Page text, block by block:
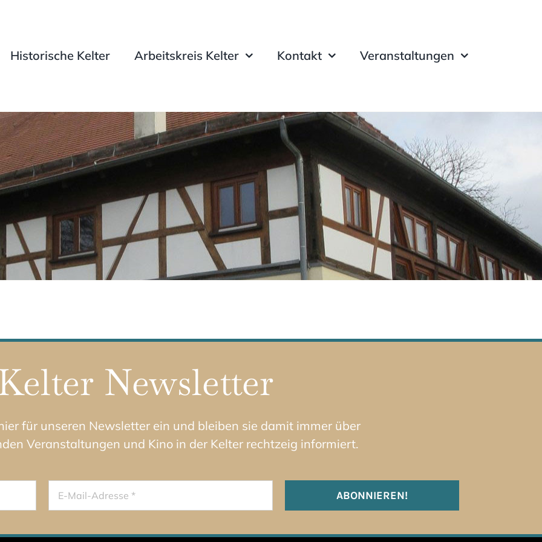
Historische Kelter Arbeitskreis Kelter Kontakt Veranstaltungen
Newsletter
für unseren Newsletter ein und bleiben sie damit immer über
Veranstaltungen und Kino in der Kelter rechtzeig informiert.